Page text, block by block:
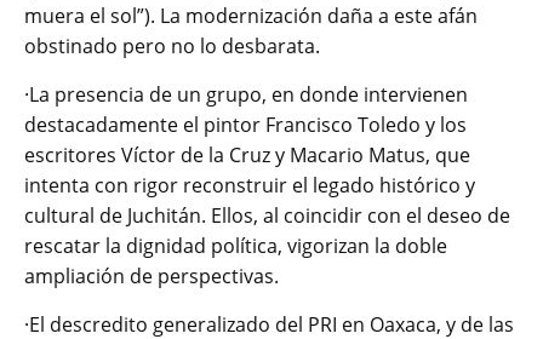
muera el sol”). La modernización daña a este afán
obstinado pero no lo desbarata.
·La presencia de un grupo, en donde intervienen
destacadamente el pintor Francisco Toledo y los
escritores Víctor de la Cruz y Macario Matus, que
intenta con rigor reconstruir el legado histórico y
cultural de Juchitán. Ellos, al coincidir con el deseo de
rescatar la dignidad política, vigorizan la doble
ampliación de perspectivas.
·El descredito generalizado del PRI en Oaxaca, y de las